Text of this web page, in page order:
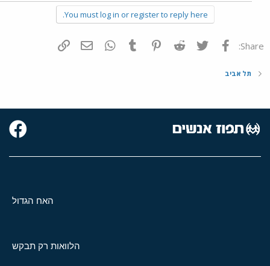
You must log in or register to reply here.
Share: פייסבוק Twitter
Reddit
Pinterest
Tumblr
WhatsAppדואר אלקטרוני
תל אביב
האח הגדול
הלוואות רק תבקש